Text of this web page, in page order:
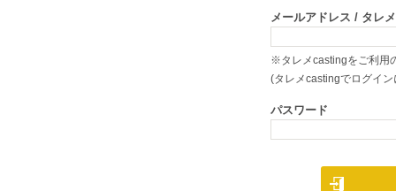
メールアドレス / タレ
※タレメcastingをご利用
(タレメcastingでログイ
パスワード